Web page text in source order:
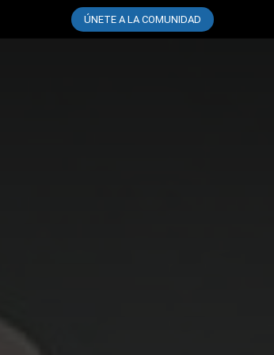
ÚNETE A LA COMUNIDAD